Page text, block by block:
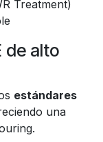
Treatment)
de alto
estándares
una